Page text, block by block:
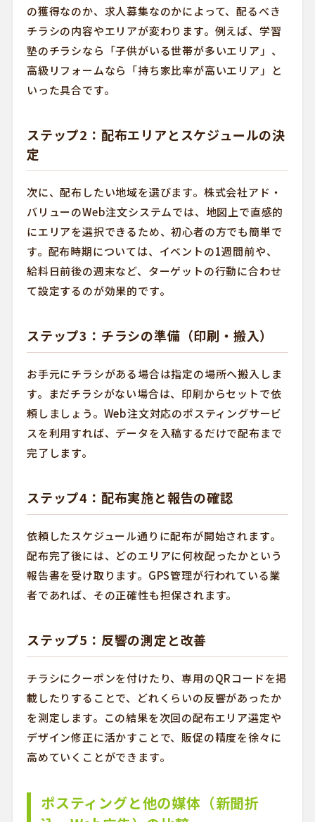
の獲得なのか、求人募集なのかによって、配るべき
チラシの内容やエリアが変わります。例えば、学習
塾のチラシなら「子供がいる世帯が多いエリア」、
高級リフォームなら「持ち家比率が高いエリア」と
いった具合です。
ステップ2：配布エリアとスケジュールの決
定
次に、配布したい地域を選びます。株式会社アド・
バリューのWeb注文システムでは、地図上で直感的
にエリアを選択できるため、初心者の方でも簡単で
す。配布時期については、イベントの1週間前や、
給料日前後の週末など、ターゲットの行動に合わせ
て設定するのが効果的です。
ステップ3：チラシの準備（印刷・搬入）
お手元にチラシがある場合は指定の場所へ搬入しま
す。まだチラシがない場合は、印刷からセットで依
頼しましょう。Web注文対応のポスティングサービ
スを利用すれば、データを入稿するだけで配布まで
完了します。
ステップ4：配布実施と報告の確認
依頼したスケジュール通りに配布が開始されます。
配布完了後には、どのエリアに何枚配ったかという
報告書を受け取ります。GPS管理が行われている業
者であれば、その正確性も担保されます。
ステップ5：反響の測定と改善
チラシにクーポンを付けたり、専用のQRコードを掲
載したりすることで、どれくらいの反響があったか
を測定します。この結果を次回の配布エリア選定や
デザイン修正に活かすことで、販促の精度を徐々に
高めていくことができます。
ポスティングと他の媒体（新聞折